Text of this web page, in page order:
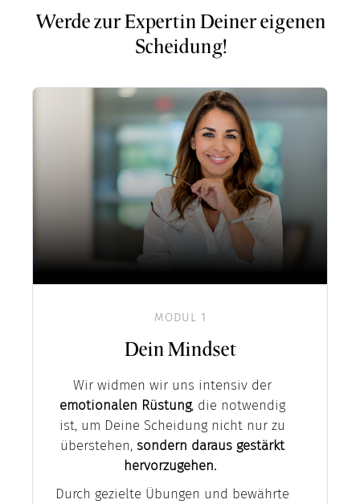
Werde zur Expertin Deiner eigenen
Scheidung!
MODUL 1
Dein Mindset
Wir widmen wir uns intensiv der
emotionalen Rüstung, die notwendig
ist, um Deine Scheidung nicht nur zu
überstehen, sondern daraus gestärkt
hervorzugehen.
Durch gezielte Übungen und bewährte